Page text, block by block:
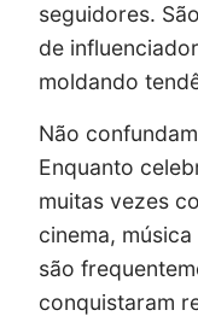
seguidores.
de
moldando
Não
Enquanto
muitas vezes
cinema,
são
conquistaram